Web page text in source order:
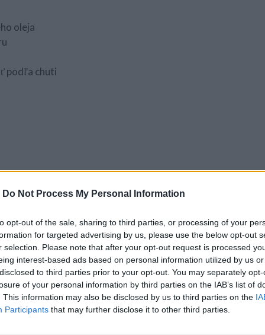
Do Not Process My Personal Information
opt-out of the sale, sharing to third parties, or processing of your
for targeted advertising by us, please use the below opt-out
selection. Please note that after your opt-out request is processed
interest-based ads based on personal information utilized by us
to third parties prior to your opt-out. You may separately
of your personal information by third parties on the IAB’s list of
This information may also be disclosed by us to third parties on the
Participants that may further disclose it to other third parties.
oleja
podľa chuti
vajce a oddeľte bielko od žĺtka.
primiešajte k mletému mäsu a pridajte bielko.
si nakrájajte najemno, pridajte ju k mäsu a dobre
a nakrájajte si ju na prúžky. Syr nastrúhajte na strúhadle
a papriku.
na pečenie a namažte ju olejom. Do nej rozmiestnite zmes
ju do oválneho tvaru. Uprostred si môžete urobiť
syra a papriky. Vyformujte si roládu.